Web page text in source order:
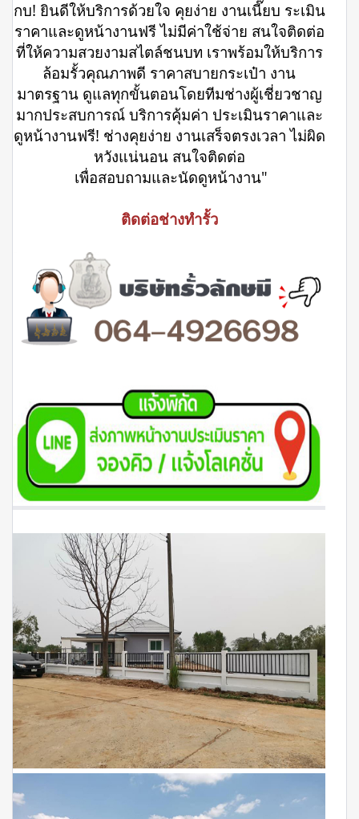
กบ! ยินดีให้บริการด้วยใจ คุยง่าย งานเนี๊ยบ ระเมิน
ราคาและดูหน้างานฟรี ไม่มีค่าใช้จ่าย สนใจติดต่อ
ที่ให้ความสวยงามสไตล์ชนบท เราพร้อมให้บริการ
ล้อมรั้วคุณภาพดี ราคาสบายกระเป๋า งาน
มาตรฐาน ดูแลทุกขั้นตอนโดยทีมช่างผู้เชี่ยวชาญ
มากประสบการณ์ บริการคุ้มค่า ประเมินราคาและ
ดูหน้างานฟรี! ช่างคุยง่าย งานเสร็จตรงเวลา ไม่ผิด
หวังแน่นอน สนใจติดต่อ
เพื่อสอบถามและนัดดูหน้างาน"
ติดต่อช่างทำรั้ว